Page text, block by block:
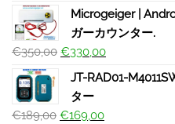
Microgeiger |
ガーカウンター.
€350,00 €330,00
JT-RAD01-
ター
€189,00 €169,00